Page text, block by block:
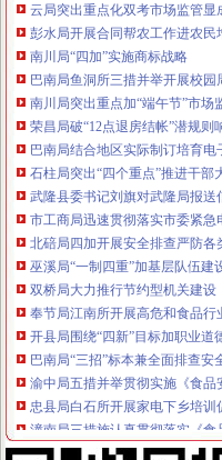
彭水局开展合同帮农工作进农民
南川局“四加”实施商标战略
巴南局鱼洞所三措并举开展校园
南川局突出重点加“端午节”市场
荣昌局破“12点退房结帐”潜规则
巴南局结合地区实际制订培育电
石柱局突出“四个重点”推进干部
武隆县委书记刘旗对武隆局报送
市工商局迅速贯彻落实市委紧急
北碚局四加开展安全排查严防各
巫溪局“一制四重”加基层队伍建
双桥局大力推行节约型机关建设
奉节局江南所开展高危和食品行
开县局围绕“四新”目标加职业道
巴南局“三招”标本兼全面排查安
渝中局五措并举贯彻实施《食品
忠县局白石所开展家电下乡培训
潼南局三措施认真贯彻落实《食
合川局“五化”开展高危行业整确